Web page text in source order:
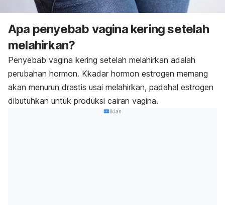
Apa penyebab vagina kering setelah
melahirkan?
Penyebab vagina kering setelah melahirkan adalah
perubahan hormon. Kkadar hormon estrogen memang
akan menurun drastis usai melahirkan, padahal estrogen
dibutuhkan untuk produksi cairan vagina.
Iklan